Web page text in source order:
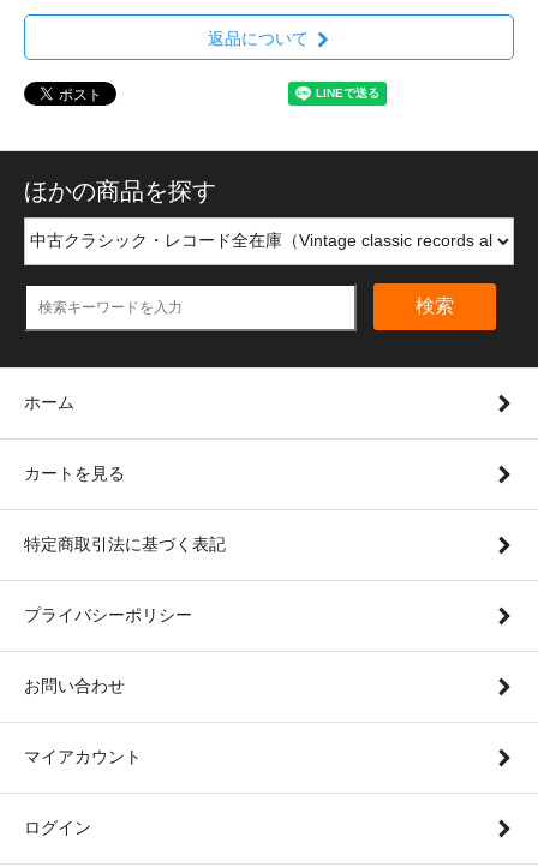
返品について
ほかの商品を探す
検索
ホーム
カートを見る
特定商取引法に基づく表記
プライバシーポリシー
お問い合わせ
マイアカウント
ログイン